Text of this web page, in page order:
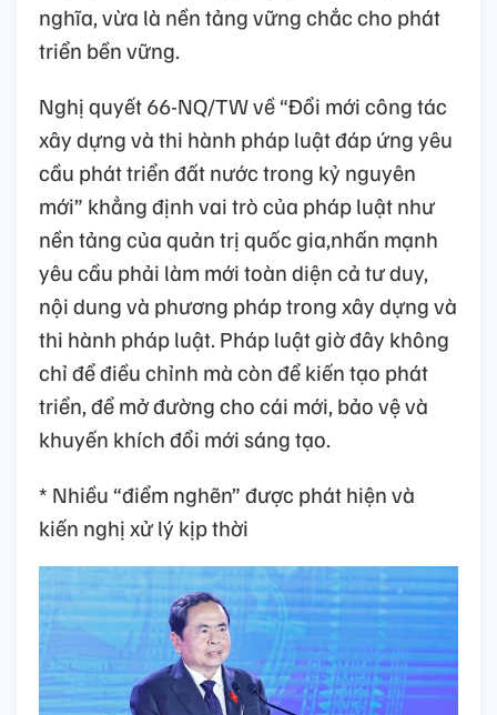
nghĩa, vừa là nền tảng vững chắc cho phát
triển bền vững.
Nghị quyết 66-NQ/TW về “Đổi mới công tác
xây dựng và thi hành pháp luật đáp ứng yêu
cầu phát triển đất nước trong kỷ nguyên
mới” khẳng định vai trò của pháp luật như
nền tảng của quản trị quốc gia,nhấn mạnh
yêu cầu phải làm mới toàn diện cả tư duy,
nội dung và phương pháp trong xây dựng và
thi hành pháp luật. Pháp luật giờ đây không
chỉ để điều chỉnh mà còn để kiến tạo phát
triển, để mở đường cho cái mới, bảo vệ và
khuyến khích đổi mới sáng tạo.
* Nhiều “điểm nghẽn” được phát hiện và
kiến nghị xử lý kịp thời